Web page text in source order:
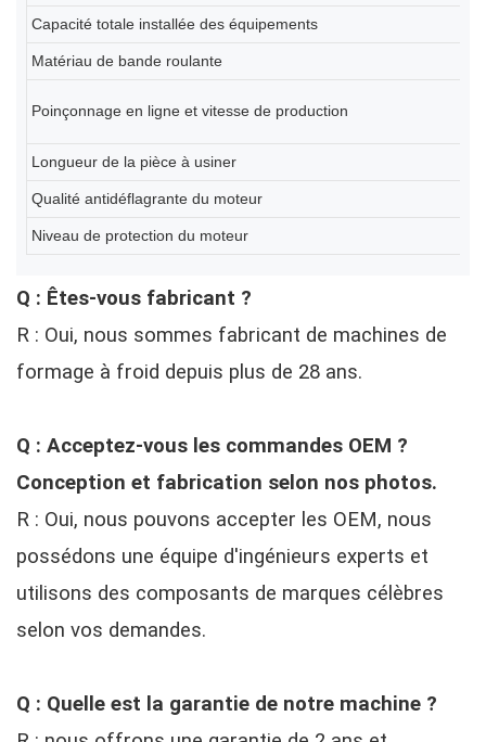
Capacité totale installée des équipements
Matériau de bande roulante
Poinçonnage en ligne et vitesse de production
Longueur de la pièce à usiner
Qualité antidéflagrante du moteur
Niveau de protection du moteur
Q : Êtes-vous fabricant ?
R : Oui, nous sommes fabricant de machines de
formage à froid depuis plus de 28 ans.
Q : Acceptez-vous les commandes OEM ?
Conception et fabrication selon nos photos.
R : Oui, nous pouvons accepter les OEM, nous
possédons une équipe d'ingénieurs experts et
utilisons des composants de marques célèbres
selon vos demandes.
Q : Quelle est la garantie de notre machine ?